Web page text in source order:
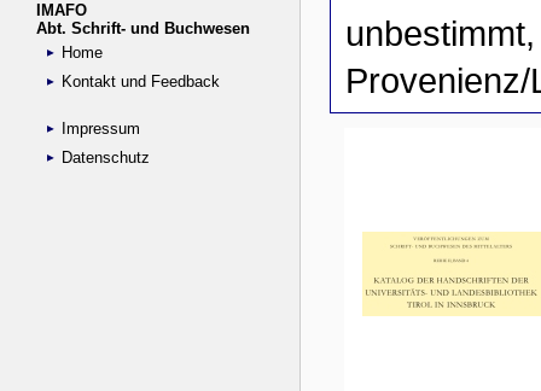
IMAFO
Abt. Schrift- und Buchwesen
Home
Kontakt und Feedback
Impressum
Datenschutz